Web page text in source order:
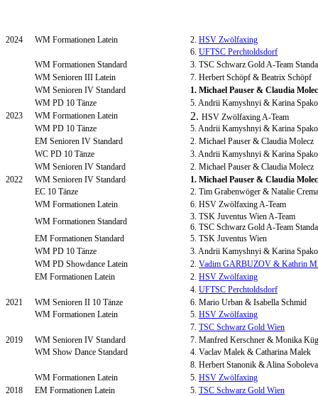
2024 WM Formationen Latein 2. HSV Zwölfaxing
6. UFTSC Perchtoldsdorf
WM Formationen Standard
3. TSC Schwarz Gold A-Team
WM Senioren III Latein
7. Herbert Schöpf & Beatrix Schöpf
WM Senioren IV Standard
1. Michael Pauser & Claudia
WM PD 10 Tänze
5. Andrii Kamyshnyi & Karina
2023
WM Formationen Latein 2. HSV Zwölfaxing A-Team
WM PD 10 Tänze
5. Andrii Kamyshnyi & Karina
EM Senioren IV Standard
2. Michael Pauser & Claudia Molecz
WC PD 10 Tänze
3. Andrii Kamyshnyi & Karina
WM Senioren IV Standard
2. Michael Pauser & Claudia Molecz
2022
WM Senioren IV Standard 1. Michael Pauser & Claudia
EC 10 Tänze
2. Tim Grabenwöger & Natalie
WM Formationen Latein
6. HSV Zwölfaxing A-Team
WM Formationen Standard
3. TSK Juventus Wien A-Team
6. TSC Schwarz Gold A-Team
EM Formationen Standard
5. TSK Juventus Wien
WM PD 10 Tänze
3. Andrii Kamyshnyi & Karina
WM PD Showdance Latein
2. Vadim GARBUZOV & Kathrin
EM Formationen Latein
2. HSV Zwölfaxing
4. UFTSC Perchtoldsdorf
2021
WM Senioren II 10 Tänze
6. Mario Urban & Isabella Schmid
WM Formationen Latein
5. HSV Zwölfaxing
7. TSC Schwarz Gold Wien
2019
WM Senioren IV Standard
7. Manfred Kerschner & Monika
WM Show Dance Standard
4. Vaclav Malek & Catharina Malek
8. Herbert Stanonik & Alina Soboleva
WM Formationen Latein
5. HSV Zwölfaxing
2018
EM Formationen Latein 5. TSC Schwarz Gold Wien